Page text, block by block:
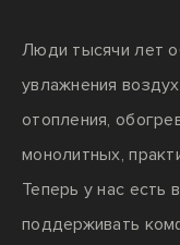
Люди тысячи лет
увлажнения
отопления,
монолитных,
Теперь у нас есть
поддерживать